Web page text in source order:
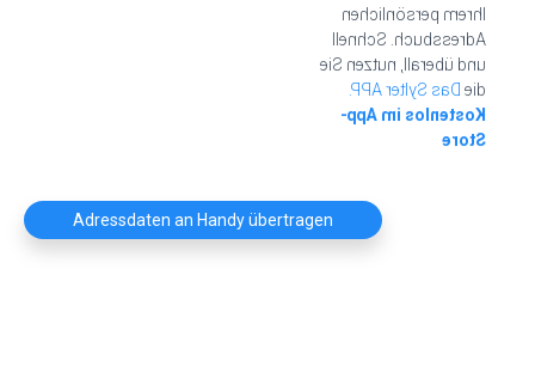
Ihrem persönlichen
Adressbuch. Schnell
und überall, nutzen Sie
die
Das Sylter APP.
Kostenlos im App-
Store
Adressdaten an Handy übertragen